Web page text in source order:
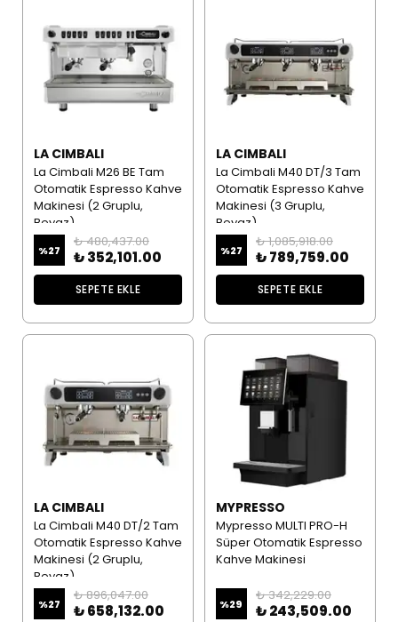
LA CIMBALI
La Cimbali M26 BE Tam
Otomatik Espresso Kahve
Makinesi (2 Gruplu,
Beyaz)
%27
₺ 480,437.00
₺ 352,101.00
SEPETE EKLE
LA CIMBALI
La Cimbali M40 DT/3 Tam
Otomatik Espresso Kahve
Makinesi (3 Gruplu,
Beyaz)
%27
₺ 1,085,918.00
₺ 789,759.00
SEPETE EKLE
LA CIMBALI
La Cimbali M40 DT/2 Tam
Otomatik Espresso Kahve
Makinesi (2 Gruplu,
Beyaz)
%27
₺ 896,047.00
₺ 658,132.00
MYPRESSO
Mypresso MULTI PRO-H
Süper Otomatik Espresso
Kahve Makinesi
%29
₺ 342,229.00
₺ 243,509.00